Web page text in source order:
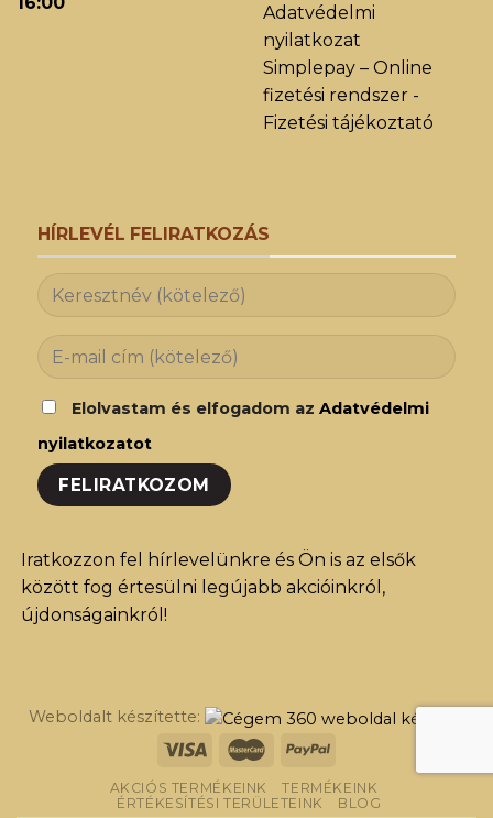
Adatvédelmi
nyilatkozat
Simplepay – Online
fizetési rendszer -
Fizetési tájékoztató
HÍRLEVÉL FELIRATKOZÁS
Elolvastam és elfogadom az Adatvédelmi
nyilatkozatot
Iratkozzon fel hírlevelünkre és Ön is az elsők
között fog értesülni legújabb akcióinkról,
újdonságainkról!
Weboldalt készítette:
AKCIÓS TERMÉKEINK
TERMÉKEINK
ÉRTÉKESÍTÉSI TERÜLETEINK
BLOG